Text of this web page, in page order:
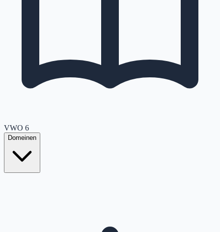
VWO 6
Domeinen